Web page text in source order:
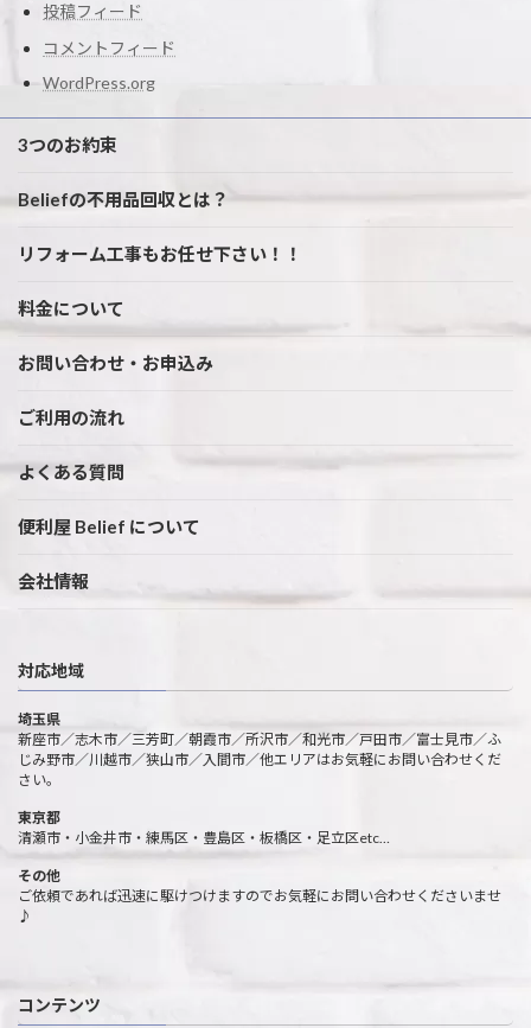
投稿フィード
コメントフィード
WordPress.org
3つのお約束
Beliefの不用品回収とは？
リフォーム工事もお任せ下さい！！
料金について
お問い合わせ・お申込み
ご利用の流れ
よくある質問
便利屋 Belief について
会社情報
対応地域
埼玉県
新座市／志木市／三芳町／朝霞市／所沢市／和光市／戸田市／富士見市／ふ
じみ野市／川越市／狭山市／入間市／他エリアはお気軽にお問い合わせくだ
さい。
東京都
清瀬市・小金井市・練馬区・豊島区・板橋区・足立区etc…
その他
ご依頼であれば迅速に駆けつけますのでお気軽にお問い合わせくださいませ
♪
コンテンツ